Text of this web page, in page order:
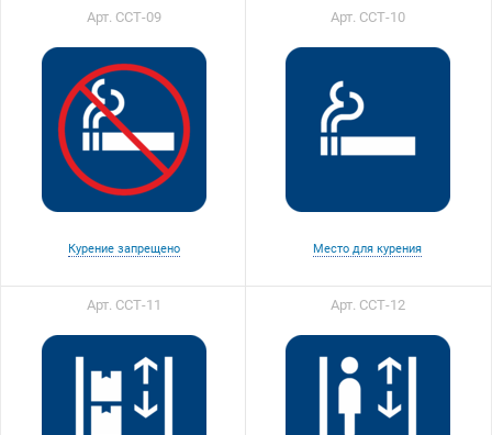
Арт. ССТ-09
Курение запрещено
Арт. ССТ-10
Место для курения
Арт. ССТ-11 Арт. ССТ-12